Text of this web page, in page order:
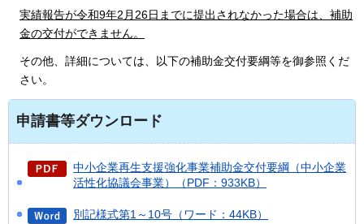
実績報告が令和9年2月26日までに提出されなかった場合は、補助
金の交付ができません。
その他、詳細については、以下の補助金交付要綱等を御参照くだ
さい。
申請書等ダウンロード
中小企業再生支援強化事業補助金交付要綱（中小企業
活性化協議会事業）（PDF：933KB）
別記様式第1～10号（ワード：44KB）